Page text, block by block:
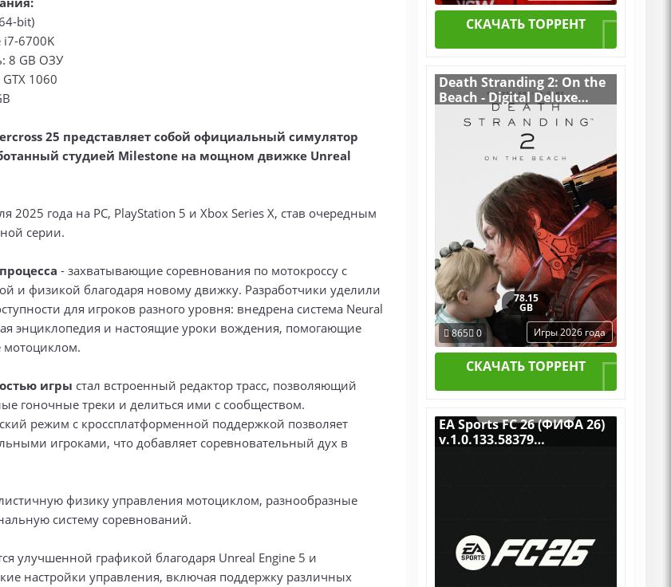
bit)
i7-6700K
8 GB ОЗУ
1060
25 представляет собой официальный симулятор
студией Milestone на мощном движке Unreal
2025 года на PC, PlayStation 5 и Xbox Series X, став очередным
серии.
- захватывающие соревнования по мотокроссу с
и физикой благодаря новому движку. Разработчики уделили
для игроков разного уровня: внедрена система Neural
энциклопедия и настоящие уроки вождения, помогающие
мотоциклом.
игры стал встроенный редактор трасс, позволяющий
гоночные треки и делиться ими с сообществом.
режим с кроссплатформенной поддержкой позволяет
игроками, что добавляет соревновательный дух в
физику управления мотоциклом, разнообразные
систему соревнований.
улучшенной графикой благодаря Unreal Engine 5 и
настройки управления, включая поддержку различных
СКАЧАТЬ ТОРРЕНТ
Death Stranding 2: On the
Beach - Digital Deluxe
Edition v.1.0.48.0
[RUS|ENG] (2026) PC
RePack от FitGirl + 2 DLC
78.15
GB
865
0 Игры 2026 года
СКАЧАТЬ ТОРРЕНТ
EA Sports FC 26 (ФИФА 26)
v.1.0.133.58379